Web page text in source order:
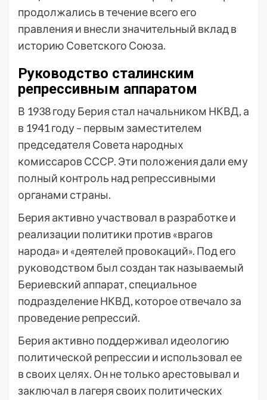
продолжались в течение всего его
правления и внесли значительный вклад в
историю Советского Союза.
Руководство сталинским
репрессивным аппаратом
В 1938 году Берия стал начальником НКВД, а
в 1941 году – первым заместителем
председателя Совета народных
комиссаров СССР. Эти положения дали ему
полный контроль над репрессивными
органами страны.
Берия активно участвовал в разработке и
реализации политики против «врагов
народа» и «деятелей провокаций». Под его
руководством был создан так называемый
Бериевский аппарат, специальное
подразделение НКВД, которое отвечало за
проведение репрессий.
Берия активно поддерживал идеологию
политической репрессии и использовал ее
в своих целях. Он не только арестовывал и
заключал в лагеря своих политических